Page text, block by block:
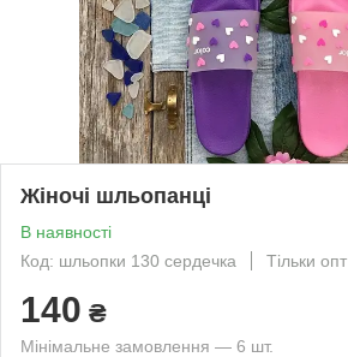
Жіночі шльопанці
В наявності
Код: шльопки 130 сердечка
Тільки опт
140 ₴
Мінімальне замовлення — 6 шт.